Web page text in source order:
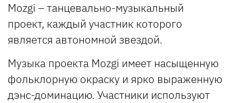
Mozgi – танцевально-музыкальный
проект, каждый участник которого
является автономной звездой.
Музыка проекта Mozgi имеет насыщенную
фольклорную окраску и ярко выраженную
дэнс-доминацию. Участники используют